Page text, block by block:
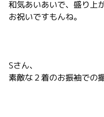
和気あいあいで、盛り上
お祝いですもんね。
Sさん、
素敵な２着のお振袖での